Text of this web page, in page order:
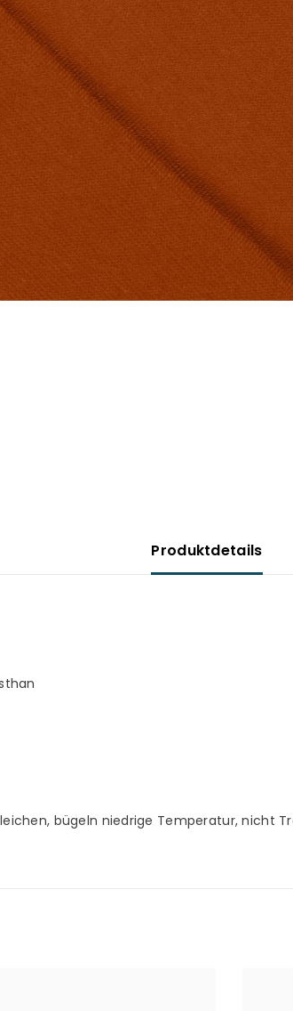
Produktdetails
bügeln niedrige Temperatur, nicht